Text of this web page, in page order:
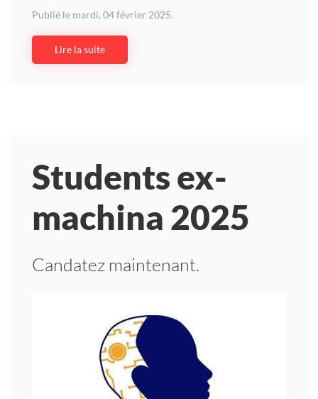
Publié le mardi, 04 février 2025.
Lire la suite
Students ex-
machina 2025
Candatez maintenant.